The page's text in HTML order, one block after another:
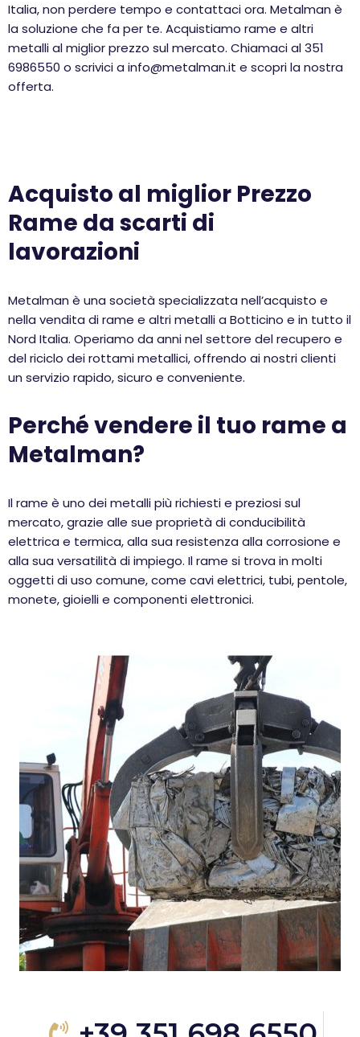
Italia, non perdere tempo e contattaci ora. Metalman è
la soluzione che fa per te. Acquistiamo rame e altri
metalli al miglior prezzo sul mercato. Chiamaci al 351
6986550 o scrivici a info@metalman.it e scopri la nostra
offerta.
Acquisto al miglior Prezzo
Rame da scarti di
lavorazioni
Metalman è una società specializzata nell’acquisto e
nella vendita di rame e altri metalli a Botticino e in tutto il
Nord Italia. Operiamo da anni nel settore del recupero e
del riciclo dei rottami metallici, offrendo ai nostri clienti
un servizio rapido, sicuro e conveniente.
Perché vendere il tuo rame a
Metalman?
Il rame è uno dei metalli più richiesti e preziosi sul
mercato, grazie alle sue proprietà di conducibilità
elettrica e termica, alla sua resistenza alla corrosione e
alla sua versatilità di impiego. Il rame si trova in molti
oggetti di uso comune, come cavi elettrici, tubi, pentole,
monete, gioielli e componenti elettronici.